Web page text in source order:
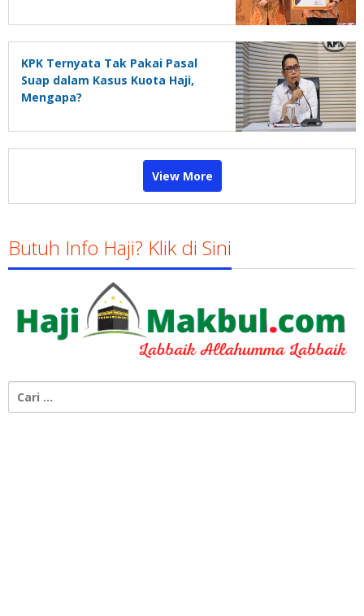
KPK Ternyata Tak Pakai Pasal
Suap dalam Kasus Kuota Haji,
Mengapa?
View More
Butuh Info Haji? Klik di Sini
untuk: